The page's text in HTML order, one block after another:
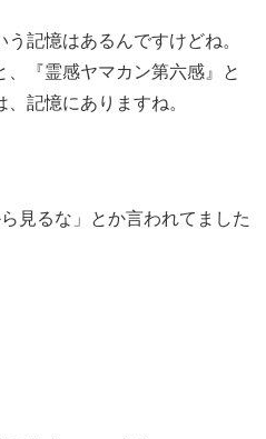
記憶はあるんですけどね。
『霊感ヤマカン第六感』と
記憶にありますね。
見るな」とか言われてました